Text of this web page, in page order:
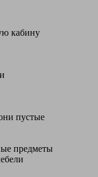
кабину
пустые
предметы